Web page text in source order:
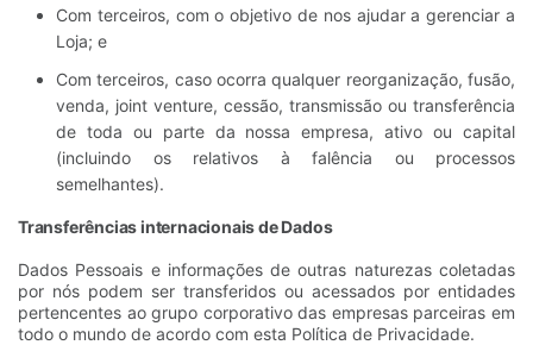
Com terceiros, com o objetivo de nos ajudar a gerenciar a
Loja; e
Com terceiros, caso ocorra qualquer reorganização, fusão,
venda, joint venture, cessão, transmissão ou transferência
de toda ou parte da nossa empresa, ativo ou capital
(incluindo os relativos à falência ou processos
semelhantes).
Transferências internacionais de Dados
Dados Pessoais e informações de outras naturezas coletadas
por nós podem ser transferidos ou acessados por entidades
pertencentes ao grupo corporativo das empresas parceiras em
todo o mundo de acordo com esta Política de Privacidade.